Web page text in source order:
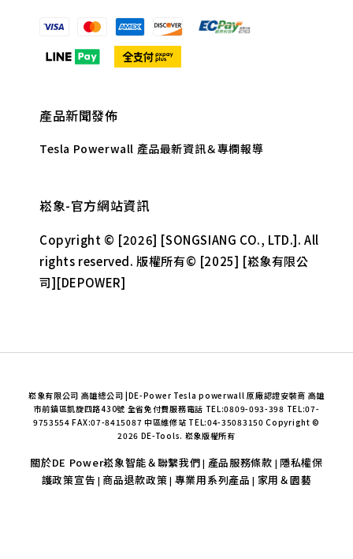
產品新聞發佈
Tesla Powerwall 產品最新資訊＆專欄報導
崧象-官方網站資訊
Copyright © [2026] [SONGSIANG CO., LTD.]. All
rights reserved. 版權所有© [2025] [崧象有限公
司][DEPOWER]
崧象有限公司 高雄總公司 |DE-Power Tesla powerwall 原廠認證安裝商 高雄
市前鎮區凱旋四路430號 全省免付費服務電話 TEL:0809-093-398 TEL:07-
9753554 FAX:07-8415087 中區維修站 TEL:04-35083150 Copyright ©
2026 DE-Tools. 崧象版權所有
關於DE Power崧象智能＆聯繫我們 | 產品服務條款 | 隱私權保
護政策宣告 | 商品退款政策 | 專業用系列產品 | 家用＆園藝